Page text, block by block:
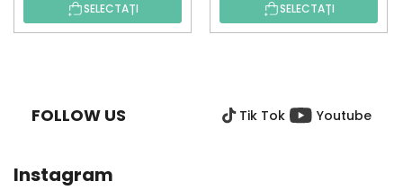
SELECTAȚI SELECTAȚI
FOLLOW US Tik Tok Youtube
Instagram